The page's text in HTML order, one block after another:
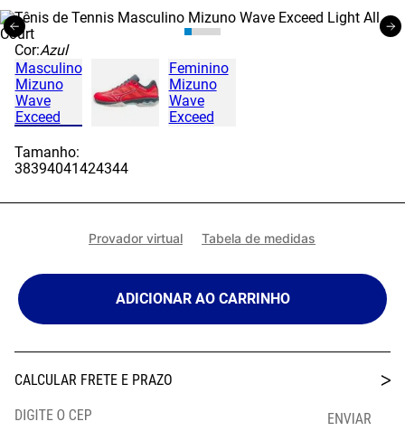
Cor:Azul
Tamanho:
38394041424344
Provador virtual Tabela de medidas
ADICIONAR AO CARRINHO